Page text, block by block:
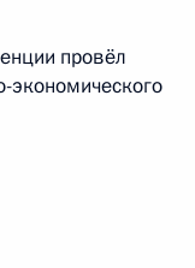
провёл
экономического